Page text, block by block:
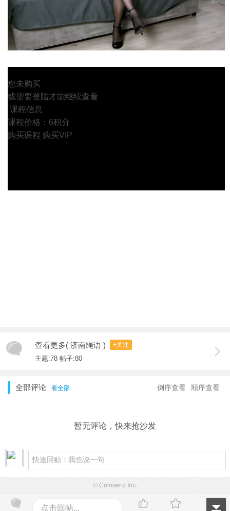
您未购买
或需要登陆才能继续查看
课程信息
课程价格：6积分
购买课程 购买VIP
查看更多( 济南绳语 ) +关注
主题:78 帖子:80
全部评论 看全部 顺序查看
倒序查看
暂无评论，快来抢沙发
点击回帖...
© Comsenz Inc.